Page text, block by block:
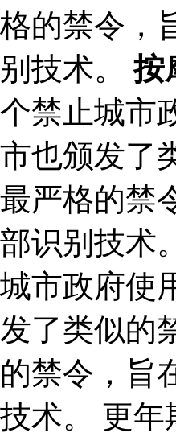
格的禁令，
别技术。按
个禁止城市
市也颁发了
最严格的禁
部识别技术
城市政府使
发了类似的
的禁令，旨
技术。 更年